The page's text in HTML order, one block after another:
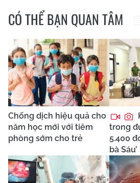
CÓ THỂ BẠN QUAN TÂM
Chống dịch hiệu quả cho
năm học mới với tiêm
phòng sớm cho trẻ
trong
5.400
bà Sáu’